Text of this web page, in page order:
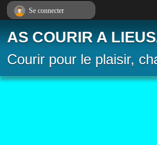
AS COURIR A
Courir pour le plaisir,
Se connecter
Panneau de gestion des cookies